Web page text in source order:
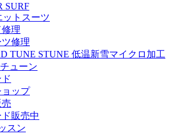
SURF
ットスーツ
理
修理
TUNE STUNE 低温新雪マイクロ加工
ューン
ップ
販売中
スン